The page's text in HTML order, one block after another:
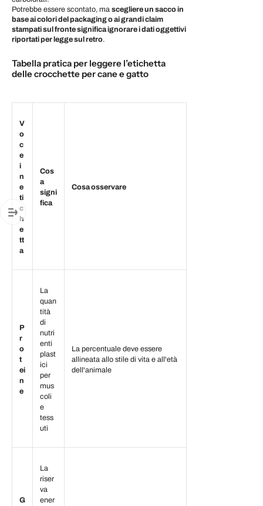
Potrebbe essere scontato, ma scegliere un sacco in
base ai colori del packaging o ai grandi claim
stampati sul fronte significa ignorare i dati oggettivi
riportati per legge sul retro.
Tabella pratica per leggere l’etichetta
delle crocchette per cane e gatto
V
o
c
e
i
n
e
ti
c
h
e
tt
a
Cos
a
signi
fica
Cosa osservare
P
r
o
t
ei
n
e
La
quan
tità
di
nutri
enti
plast
ici
per
mus
coli
e
tess
uti
La percentuale deve essere
allineata allo stile di vita e all'età
dell'animale
G
La
riser
va
ener